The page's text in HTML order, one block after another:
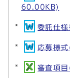
60.00KB)
委託仕
応募様
審査項